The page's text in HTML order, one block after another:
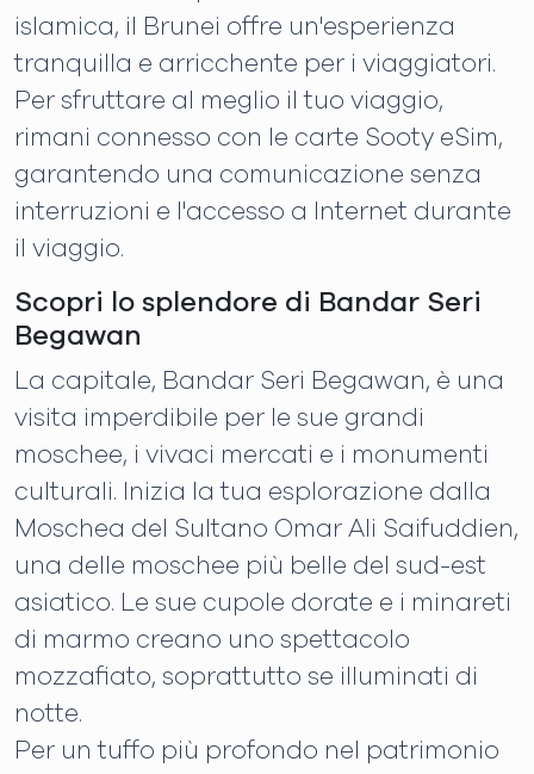
islamica, il Brunei offre un'esperienza
tranquilla e arricchente per i viaggiatori.
Per sfruttare al meglio il tuo viaggio,
rimani connesso con le carte Sooty eSim,
garantendo una comunicazione senza
interruzioni e l'accesso a Internet durante
il viaggio.
Scopri lo splendore di Bandar Seri
Begawan
La capitale, Bandar Seri Begawan, è una
visita imperdibile per le sue grandi
moschee, i vivaci mercati e i monumenti
culturali. Inizia la tua esplorazione dalla
Moschea del Sultano Omar Ali Saifuddien,
una delle moschee più belle del sud-est
asiatico. Le sue cupole dorate e i minareti
di marmo creano uno spettacolo
mozzafiato, soprattutto se illuminati di
notte.
Per un tuffo più profondo nel patrimonio